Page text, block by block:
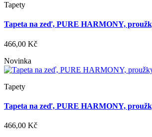
Tapety
Tapeta na zeď, PURE HARMONY,
466,00 Kč
Novinka
Tapety
Tapeta na zeď, PURE HARMONY,
466,00 Kč